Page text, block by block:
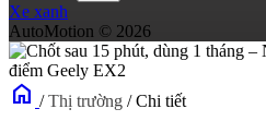
Xe xanh
AutoMotion © 2026
home / Thị trường / Chi tiết